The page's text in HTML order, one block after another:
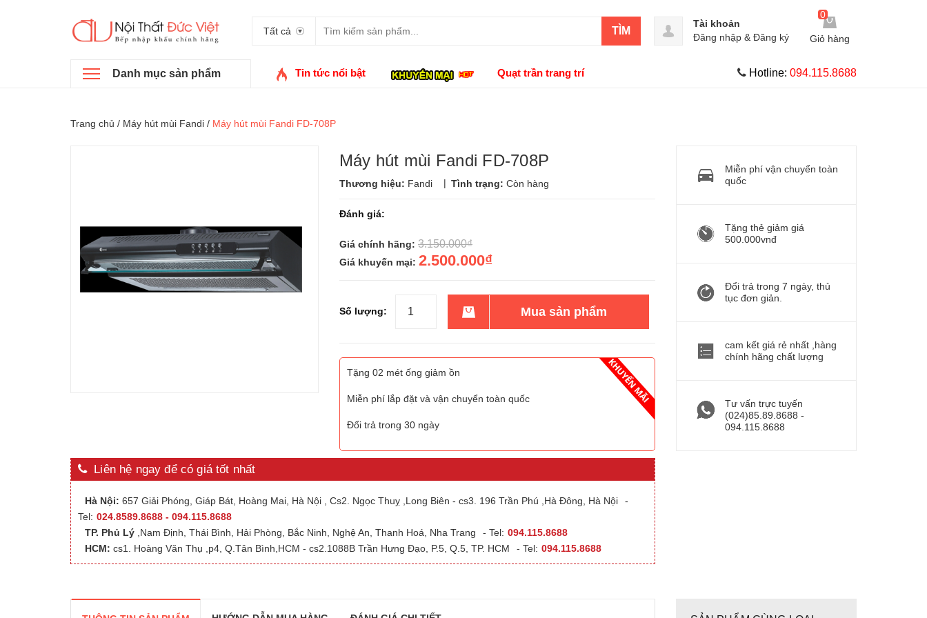
Tất cả TÌM
0
Giỏ hàng
Tài khoản
Đăng nhập & Đăng ký
Danh mục sản phẩm Tin tức nổi bật Quạt trần trang trí Hotline: 094.115.8688
Trang chủ / Máy hút mùi Fandi / Máy hút mùi Fandi FD-708P
Máy hút mùi Fandi FD-708P
Thương hiệu: Fandi | Tình trạng: Còn hàng
Đánh giá:
Giá chính hãng: 3.150.000₫
Giá khuyến mại: 2.500.000₫
Số lượng: Mua sản phẩm
Tặng 02 mét ống giảm ồn
Miễn phí lắp đặt và vận chuyển toàn quốc
Đổi trả trong 30 ngày
Miễn phí vận chuyển toàn
quốc
Tặng thẻ giảm giá
500.000vnđ
Đổi trả trong 7 ngày, thủ
tục đơn giản.
cam kết giá rẻ nhất ,hàng
chính hãng chất lượng
Tư vấn trực tuyến
(024)85.89.8688 -
094.115.8688
Liên hệ ngay để có giá tốt nhất
Hà Nội: 657 Giải Phóng, Giáp Bát, Hoàng Mai, Hà Nội , Cs2. Ngọc Thuỵ ,Long Biên - cs3. 196 Trần Phú ,Hà Đông, Hà Nội
-
Tel: 024.8589.8688 - 094.115.8688
TP. Phủ Lý ,Nam Định, Thái Bình, Hải Phòng, Bắc Ninh, Nghệ An, Thanh Hoá, Nha Trang - Tel: 094.115.8688
HCM: cs1. Hoàng Văn Thụ ,p4, Q.Tân Bình,HCM - cs2.1088B Trần Hưng Đạo, P.5, Q.5, TP. HCM - Tel: 094.115.8688